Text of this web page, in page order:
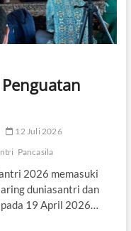
12 Juli 2026
Pancasila
2026 memasuki
duniasantri dan
19 April 2026…